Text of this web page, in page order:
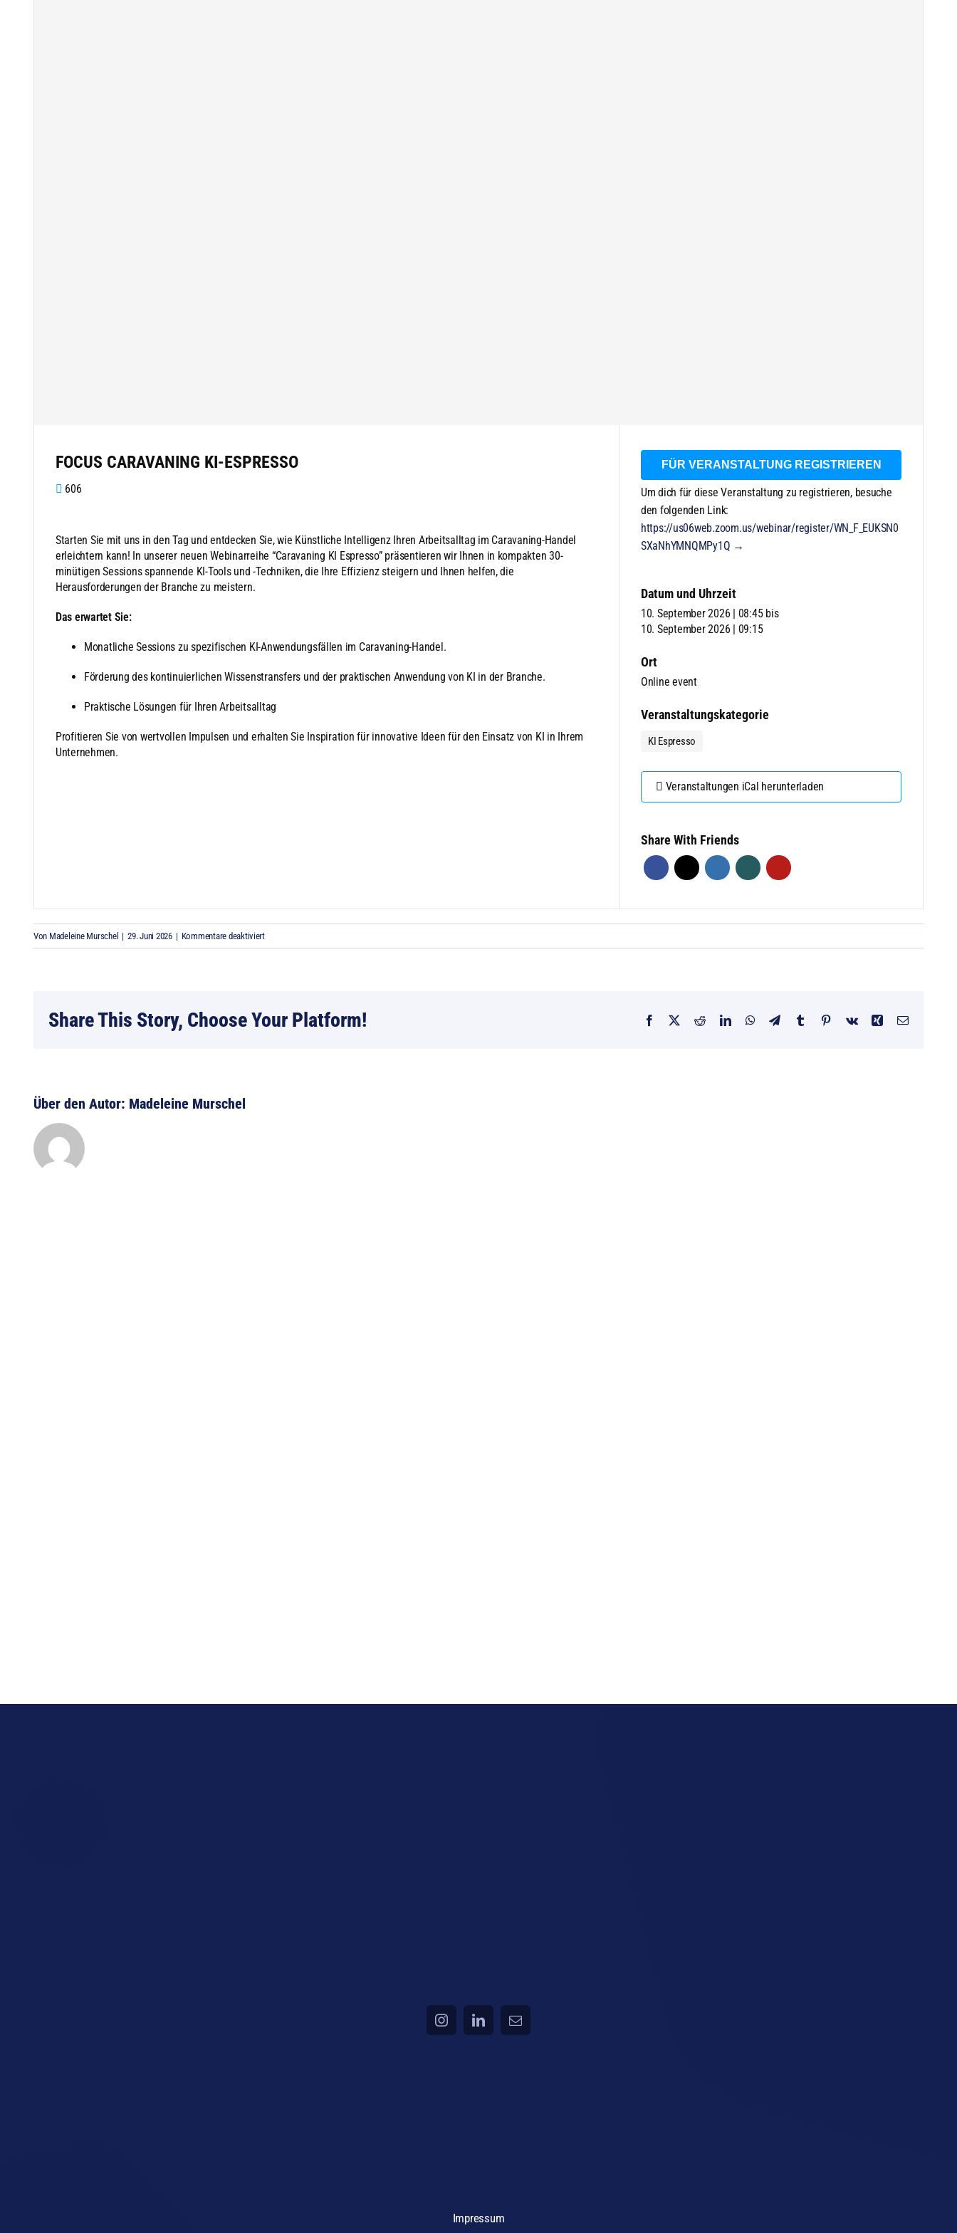
FOCUS CARAVANING KI-ESPRESSO
606
Starten Sie mit uns in den Tag und entdecken Sie, wie Künstliche Intelligenz Ihren Arbeitsalltag im Caravaning-Handel
erleichtern kann! In unserer neuen Webinarreihe “Caravaning KI Espresso” präsentieren wir Ihnen in kompakten 30-
minütigen Sessions spannende KI-Tools und -Techniken, die Ihre Effizienz steigern und Ihnen helfen, die
Herausforderungen der Branche zu meistern.
Das erwartet Sie:
Monatliche Sessions zu spezifischen KI-Anwendungsfällen im Caravaning-Handel.
Förderung des kontinuierlichen Wissenstransfers und der praktischen Anwendung von KI in der Branche.
Praktische Lösungen für Ihren Arbeitsalltag
Profitieren Sie von wertvollen Impulsen und erhalten Sie Inspiration für innovative Ideen für den Einsatz von KI in Ihrem
Unternehmen.
FÜR VERANSTALTUNG REGISTRIEREN
Um dich für diese Veranstaltung zu registrieren, besuche
den folgenden Link:
https://us06web.zoom.us/webinar/register/WN_F_EUKSN0
SXaNhYMNQMPy1Q →
Datum und Uhrzeit
10. September 2026 | 08:45 bis
10. September 2026 | 09:15
Ort
Online event
Veranstaltungskategorie
KI Espresso
Veranstaltungen iCal herunterladen
Share With Friends
Von Madeleine Murschel | 29. Juni 2026 | Kommentare deaktiviertfür
FOCUS
Share This Story, Choose Your Platform! Facebook RedditLinkedInWhatsApp
TelegramTumblrPinterestVk Xing E-
Über den Autor: Madeleine Murschel
Impressum